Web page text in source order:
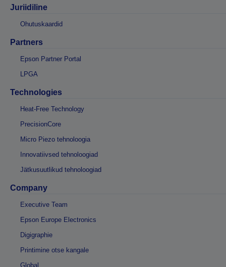
Juriidiline
Ohutuskaardid
Partners
Epson Partner Portal
LPGA
Technologies
Heat-Free Technology
PrecisionCore
Micro Piezo tehnoloogia
Innovatiivsed tehnoloogiad
Jätkusuutlikud tehnoloogiad
Company
Executive Team
Epson Europe Electronics
Digigraphie
Printimine otse kangale
Global